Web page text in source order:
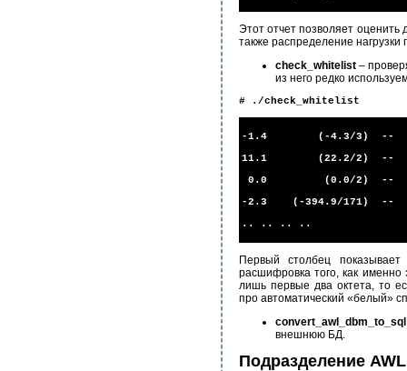
Этот отчет позволяет оценить
также распределение нагрузки
check_whitelist –
из него редко
# ./check_whitelist
-1.4 (-4.3/3) --
11.1 (22.2/2) --
0.0 (0.0/2) --
-2.3 (-394.9/171) --
.. .. .. ..
Первый столбец
расшифровка того, как именно
лишь первые два октета, то
про автоматический «белый»
convert_awl_dbm_to_sql
внешнюю БД.
Подразделение AWL